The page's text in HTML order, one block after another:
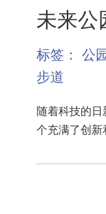
未来公
标签： 公
步道
随着科技的
个充满了创新